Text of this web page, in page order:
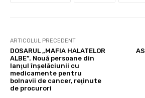
ARTICOLUL PRECEDENT
DOSARUL „MAFIA HALATELOR
ALBE”. Nouă persoane din
lanţul înşelăciunii cu
medicamente pentru
bolnavii de cancer, reţinute
de procurori